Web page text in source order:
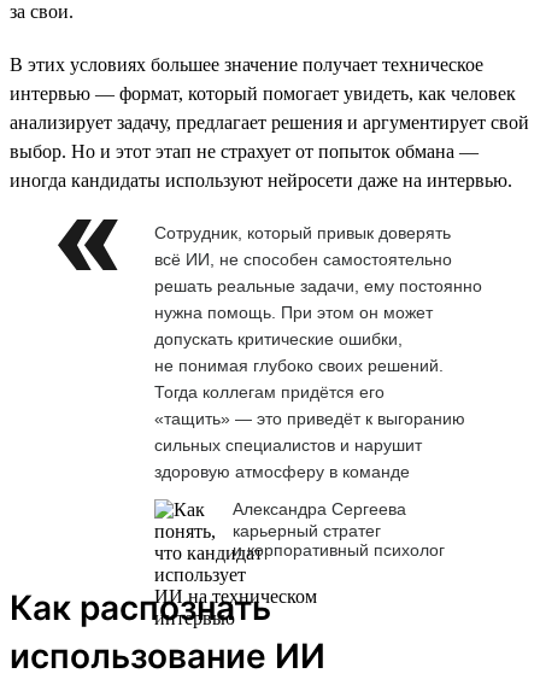
за свои.
В этих условиях большее значение получает техническое
интервью — формат, который помогает увидеть, как человек
анализирует задачу, предлагает решения и аргументирует свой
выбор. Но и этот этап не страхует от попыток обмана —
иногда кандидаты используют нейросети даже на интервью.
Сотрудник, который привык доверять
всё ИИ, не способен самостоятельно
решать реальные задачи, ему постоянно
нужна помощь. При этом он может
допускать критические ошибки,
не понимая глубоко своих решений.
Тогда коллегам придётся его
«тащить» — это приведёт к выгоранию
сильных специалистов и нарушит
здоровую атмосферу в команде
Александра Сергеева
карьерный стратег
и корпоративный психолог
Как распознать
использование ИИ